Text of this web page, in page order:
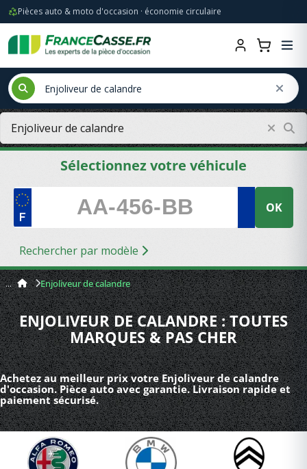
Pièces auto & moto d'occasion · économie circulaire
Sélectionnez votre véhicule
OK
Rechercher par modèle
Enjoliveur de calandre
ENJOLIVEUR DE CALANDRE : TOUTES
MARQUES & PAS CHER
Achetez au meilleur prix votre Enjoliveur de calandre
d'occasion. Pièce auto avec garantie. Livraison rapide et
paiement sécurisé.